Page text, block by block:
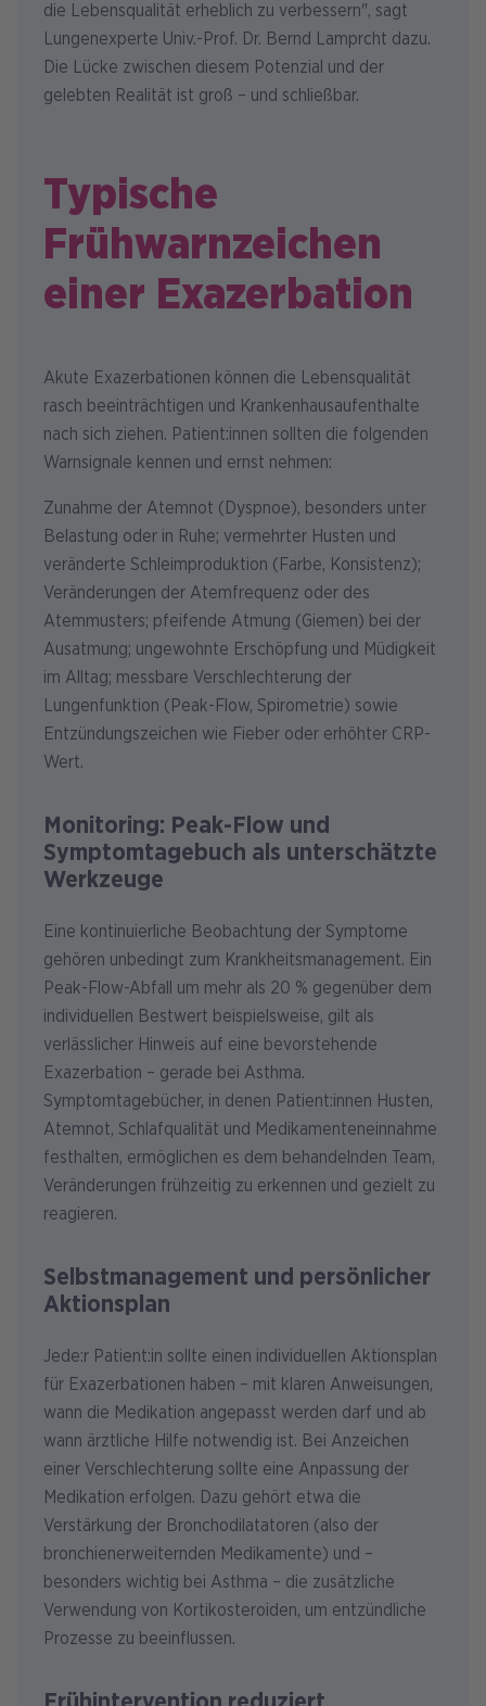
die Lebensqualität erheblich zu verbessern", sagt
Lungenexperte Univ.-Prof. Dr. Bernd Lamprcht dazu.
Die Lücke zwischen diesem Potenzial und der
gelebten Realität ist groß – und schließbar.
Typische
Frühwarnzeichen
einer Exazerbation
Akute Exazerbationen können die Lebensqualität
rasch beeinträchtigen und Krankenhausaufenthalte
nach sich ziehen. Patient:innen sollten die folgenden
Warnsignale kennen und ernst nehmen:
Zunahme der Atemnot (Dyspnoe), besonders unter
Belastung oder in Ruhe; vermehrter Husten und
veränderte Schleimproduktion (Farbe, Konsistenz);
Veränderungen der Atemfrequenz oder des
Atemmusters; pfeifende Atmung (Giemen) bei der
Ausatmung; ungewohnte Erschöpfung und Müdigkeit
im Alltag; messbare Verschlechterung der
Lungenfunktion (Peak-Flow, Spirometrie) sowie
Entzündungszeichen wie Fieber oder erhöhter CRP-
Wert.
Monitoring: Peak-Flow und
Symptomtagebuch als unterschätzte
Werkzeuge
Eine kontinuierliche Beobachtung der Symptome
gehören unbedingt zum Krankheitsmanagement. Ein
Peak-Flow-Abfall um mehr als 20 % gegenüber dem
individuellen Bestwert beispielsweise, gilt als
verlässlicher Hinweis auf eine bevorstehende
Exazerbation – gerade bei Asthma.
Symptomtagebücher, in denen Patient:innen Husten,
Atemnot, Schlafqualität und Medikamenteneinnahme
festhalten, ermöglichen es dem behandelnden Team,
Veränderungen frühzeitig zu erkennen und gezielt zu
reagieren.
Selbstmanagement und persönlicher
Aktionsplan
Jede:r Patient:in sollte einen individuellen Aktionsplan
für Exazerbationen haben – mit klaren Anweisungen,
wann die Medikation angepasst werden darf und ab
wann ärztliche Hilfe notwendig ist. Bei Anzeichen
einer Verschlechterung sollte eine Anpassung der
Medikation erfolgen. Dazu gehört etwa die
Verstärkung der Bronchodilatatoren (also der
bronchienerweiternden Medikamente) und –
besonders wichtig bei Asthma – die zusätzliche
Verwendung von Kortikosteroiden, um entzündliche
Prozesse zu beeinflussen.